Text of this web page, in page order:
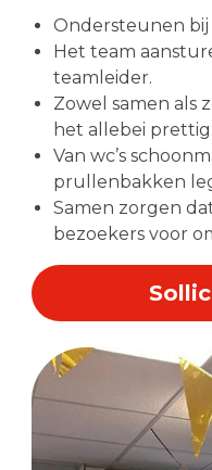
Ondersteunen bij
Het team
teamleider.
Zowel samen als
het allebei prettig.
Van wc’s
prullenbakken
Samen zorgen
bezoekers voor